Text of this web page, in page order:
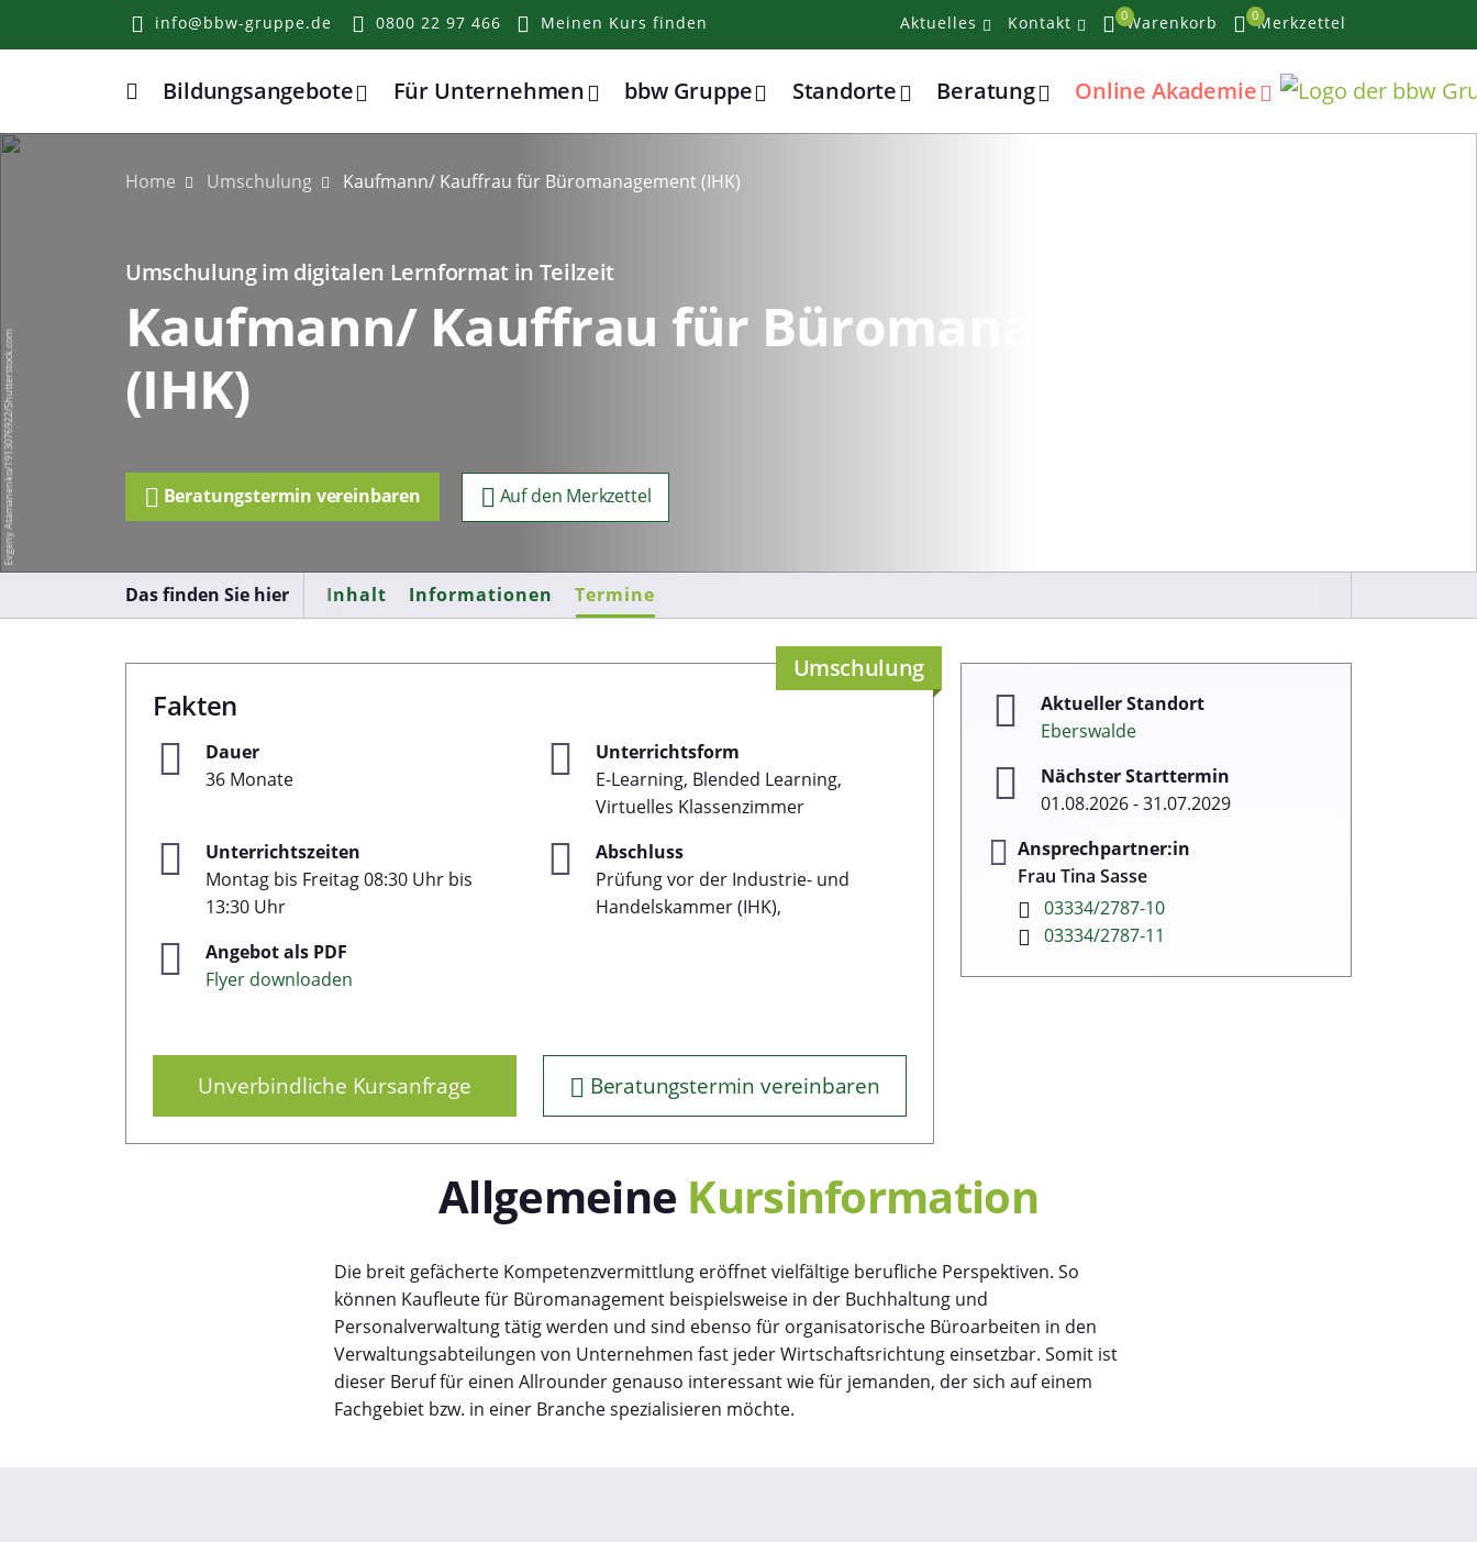
info@bbw-gruppe.de 0800 22 97 466 Meinen Kurs finden Aktuelles Kontakt 0Warenkorb 0Merkzettel
Home
Bildungsangebote Für Unternehmen bbw Gruppe Standorte Beratung Online Akademie
Home Umschulung Kaufmann/ Kauffrau für Büromanagement (IHK)
Umschulung im digitalen Lernformat in Teilzeit
Kaufmann/ Kauffrau für Büromanagement
(IHK)
Beratungstermin vereinbaren Auf den Merkzettel
Evgeny Atamanenko/1913076922/Shutterstock.com
Das finden Sie hier Inhalt Informationen Termine
Fakten
Umschulung
Dauer
36 Monate
Unterrichtsform
E-Learning, Blended Learning,
Virtuelles Klassenzimmer
Unterrichtszeiten
Montag bis Freitag 08:30 Uhr bis
13:30 Uhr
Abschluss
Prüfung vor der Industrie- und
Handelskammer (IHK),
Angebot als PDF
Flyer downloaden
Unverbindliche Kursanfrage Beratungstermin vereinbaren
Aktueller Standort
Eberswalde
Nächster Starttermin
01.08.2026 - 31.07.2029
Ansprechpartner:in
Frau Tina Sasse
03334/2787-10
03334/2787-11
Allgemeine Kursinformation
Die breit gefächerte Kompetenzvermittlung eröffnet vielfältige berufliche Perspektiven. So
können Kaufleute für Büromanagement beispielsweise in der Buchhaltung und
Personalverwaltung tätig werden und sind ebenso für organisatorische Büroarbeiten in den
Verwaltungsabteilungen von Unternehmen fast jeder Wirtschaftsrichtung einsetzbar. Somit ist
dieser Beruf für einen Allrounder genauso interessant wie für jemanden, der sich auf einem
Fachgebiet bzw. in einer Branche spezialisieren möchte.